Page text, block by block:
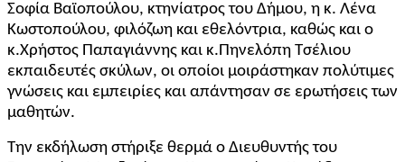
Σοφία Βαϊοπούλου, κτηνίατρος του Δήμου, η κ. Λένα
Κωστοπούλου, φιλόζωη και εθελόντρια, καθώς και ο
κ.Χρήστος Παπαγιάννης και κ.Πηνελόπη Τσέλιου
εκπαιδευτές σκύλων, οι οποίοι μοιράστηκαν πολύτιμες
γνώσεις και εμπειρίες και απάντησαν σε ερωτήσεις των
μαθητών.
Την εκδήλωση στήριξε θερμά ο Διευθυντής του